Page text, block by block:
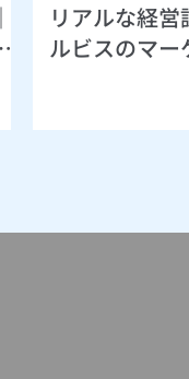
リアルな経
ルビスのマー